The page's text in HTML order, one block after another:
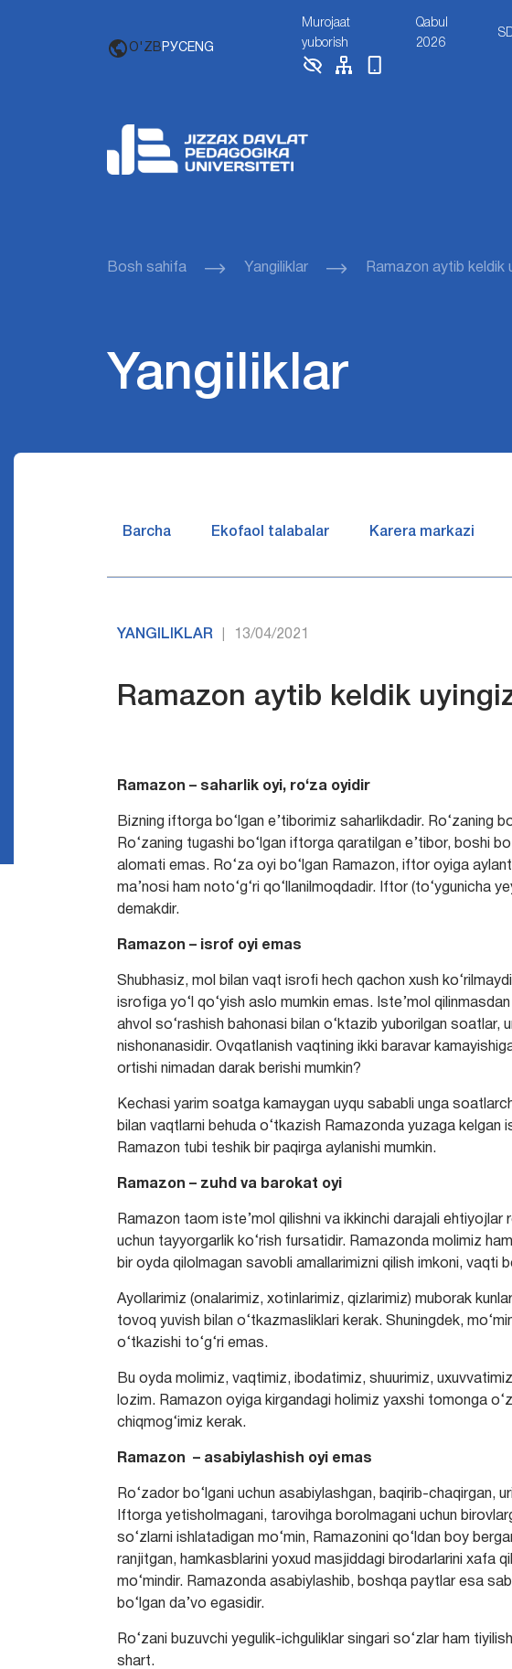
O'ZB РУСENG
Murojaat
yuborish
Qabul
2026
Bosh sahifa Yangiliklar Ramazon aytib keldik
Yangiliklar
Barcha Ekofaol talabalar Karera markazi
YANGILIKLAR 13/04/2021
Ramazon aytib keldik
Ramazon – saharlik oyi, ro‘za oyidir
Bizning iftorga bo‘lgan e’tiborimiz saharlikdadir. Ro‘zaning
Ro‘zaning tugashi bo‘lgan iftorga qaratilgan e’tibor, boshi
alomati emas. Ro‘za oyi bo‘lgan Ramazon, iftor oyiga
ma’nosi ham noto‘g‘ri qo‘llanilmoqdadir. Iftor (to‘ygunicha
demakdir.
Ramazon – isrof oyi emas
Shubhasiz, mol bilan vaqt isrofi hech qachon xush
isrofiga yo‘l qo‘yish aslo mumkin emas. Iste’mol
ahvol so‘rashish bahonasi bilan o‘ktazib yuborilgan soatlar,
nishonanasidir. Ovqatlanish vaqtining ikki baravar
ortishi nimadan darak berishi mumkin?
Kechasi yarim soatga kamaygan uyqu sababli unga
bilan vaqtlarni behuda o‘tkazish Ramazonda yuzaga kelgan
Ramazon tubi teshik bir paqirga aylanishi mumkin.
Ramazon – zuhd va barokat oyi
Ramazon taom iste’mol qilishni va ikkinchi darajali ehtiyojlar
uchun tayyorgarlik ko‘rish fursatidir. Ramazonda molimiz
bir oyda qilolmagan savobli amallarimizni qilish imkoni, vaqti
Ayollarimiz (onalarimiz, xotinlarimiz, qizlarimiz) muborak
tovoq yuvish bilan o‘tkazmasliklari kerak. Shuningdek,
o‘tkazishi to‘g‘ri emas.
Bu oyda molimiz, vaqtimiz, ibodatimiz, shuurimiz,
lozim. Ramazon oyiga kirgandagi holimiz yaxshi tomonga
chiqmog‘imiz kerak.
Ramazon – asabiylashish oyi emas
Ro‘zador bo‘lgani uchun asabiylashgan, baqirib-chaqirgan,
Iftorga yetisholmagani, tarovihga borolmagani uchun
so‘zlarni ishlatadigan mo‘min, Ramazonini qo‘ldan boy
ranjitgan, hamkasblarini yoxud masjiddagi birodarlarini xafa
mo‘mindir. Ramazonda asabiylashib, boshqa paytlar esa
bo‘lgan da’vo egasidir.
Ro‘zani buzuvchi yegulik-ichguliklar singari so‘zlar ham
shart.